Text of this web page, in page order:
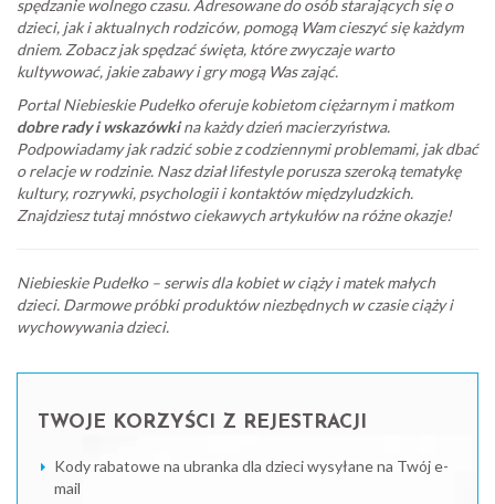
spędzanie wolnego czasu. Adresowane do osób starających się o
dzieci, jak i aktualnych rodziców, pomogą Wam cieszyć się każdym
dniem. Zobacz jak spędzać święta, które zwyczaje warto
kultywować, jakie zabawy i gry mogą Was zająć.
Portal Niebieskie Pudełko oferuje kobietom ciężarnym i matkom
dobre rady i wskazówkina każdy dzień macierzyństwa.
Podpowiadamy jak radzić sobie z codziennymi problemami, jak dbać
o relacje w rodzinie. Nasz dział lifestyle porusza szeroką tematykę
kultury, rozrywki, psychologii i kontaktów międzyludzkich.
Znajdziesz tutaj mnóstwo ciekawych artykułów na różne okazje!
Niebieskie Pudełko – serwis dla kobiet w ciąży i matek małych
dzieci. Darmowe próbki produktów niezbędnych w czasie ciąży i
wychowywania dzieci.
TWOJE KORZYŚCI Z REJESTRACJI
Kody rabatowe na ubranka dla dzieci wysyłane na Twój e-
mail